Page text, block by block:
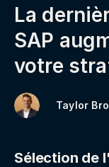
La
SAP
votre
Taylor
Sélection de